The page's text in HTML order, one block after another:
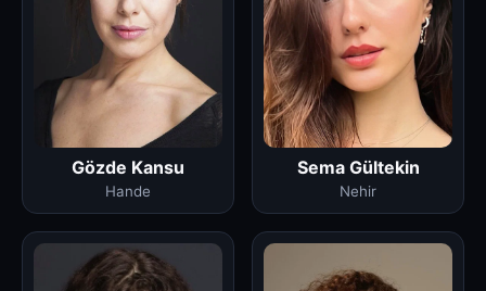
Gözde Kansu
Hande
Sema Gültekin
Nehir